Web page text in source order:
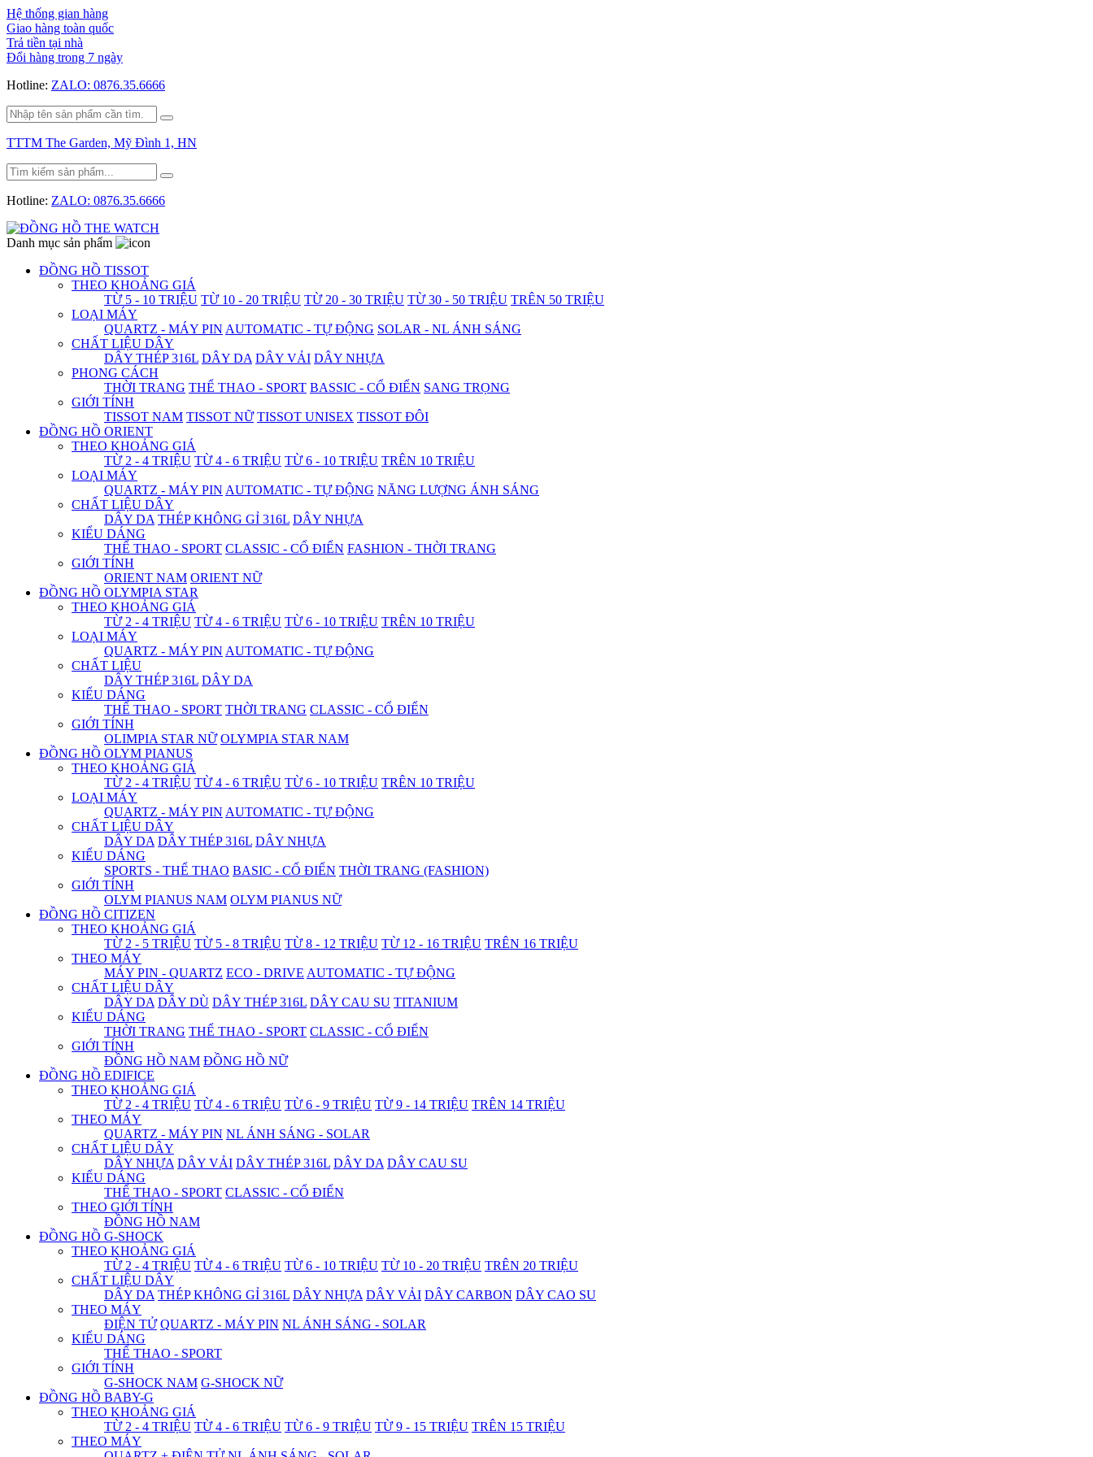
Hệ thống gian hàng
Giao hàng toàn quốc
Trả tiền tại nhà
Đổi hàng trong 7 ngày
Hotline: ZALO: 0876.35.6666
TTTM The Garden, Mỹ Đình 1, HN
Hotline: ZALO: 0876.35.6666
Danh mục sản phẩm
ĐỒNG HỒ TISSOT
THEO KHOẢNG GIÁ
TỪ 5 - 10 TRIỆU TỪ 10 - 20 TRIỆU TỪ 20 - 30 TRIỆU TỪ 30 - 50 TRIỆU TRÊN 50 TRIỆU
LOẠI MÁY
QUARTZ - MÁY PIN AUTOMATIC - TỰ ĐỘNG SOLAR - NL ÁNH SÁNG
CHẤT LIỆU DÂY
DÂY THÉP 316L DÂY DA DÂY VẢI DÂY NHỰA
PHONG CÁCH
THỜI TRANG THỂ THAO - SPORT BASSIC - CỔ ĐIỂN SANG TRỌNG
GIỚI TÍNH
TISSOT NAM TISSOT NỮ TISSOT UNISEX TISSOT ĐÔI
ĐỒNG HỒ ORIENT
THEO KHOẢNG GIÁ
TỪ 2 - 4 TRIỆU TỪ 4 - 6 TRIỆU TỪ 6 - 10 TRIỆU TRÊN 10 TRIỆU
LOẠI MÁY
QUARTZ - MÁY PIN AUTOMATIC - TỰ ĐỘNG NĂNG LƯỢNG ÁNH SÁNG
CHẤT LIỆU DÂY
DÂY DA THÉP KHÔNG GỈ 316L DÂY NHỰA
KIỂU DÁNG
THỂ THAO - SPORT CLASSIC - CỔ ĐIỂN FASHION - THỜI TRANG
GIỚI TÍNH
ORIENT NAM ORIENT NỮ
ĐỒNG HỒ OLYMPIA STAR
THEO KHOẢNG GIÁ
TỪ 2 - 4 TRIỆU TỪ 4 - 6 TRIỆU TỪ 6 - 10 TRIỆU TRÊN 10 TRIỆU
LOẠI MÁY
QUARTZ - MÁY PIN AUTOMATIC - TỰ ĐỘNG
CHẤT LIỆU
DÂY THÉP 316L DÂY DA
KIỂU DÁNG
THỂ THAO - SPORT THỜI TRANG CLASSIC - CỔ ĐIỂN
GIỚI TÍNH
OLIMPIA STAR NỮ OLYMPIA STAR NAM
ĐỒNG HỒ OLYM PIANUS
THEO KHOẢNG GIÁ
TỪ 2 - 4 TRIỆU TỪ 4 - 6 TRIỆU TỪ 6 - 10 TRIỆU TRÊN 10 TRIỆU
LOẠI MÁY
QUARTZ - MÁY PIN AUTOMATIC - TỰ ĐỘNG
CHẤT LIỆU DÂY
DÂY DA DÂY THÉP 316L DÂY NHỰA
KIỂU DÁNG
SPORTS - THỂ THAO BASIC - CỔ ĐIỂN THỜI TRANG (FASHION)
GIỚI TÍNH
OLYM PIANUS NAM OLYM PIANUS NỮ
ĐỒNG HỒ CITIZEN
THEO KHOẢNG GIÁ
TỪ 2 - 5 TRIỆU TỪ 5 - 8 TRIỆU TỪ 8 - 12 TRIỆU TỪ 12 - 16 TRIỆU TRÊN 16 TRIỆU
THEO MÁY
MÁY PIN - QUARTZ ECO - DRIVE AUTOMATIC - TỰ ĐỘNG
CHẤT LIỆU DÂY
DÂY DA DÂY DÙ DÂY THÉP 316L DÂY CAU SU TITANIUM
KIỂU DÁNG
THỜI TRANG THỂ THAO - SPORT CLASSIC - CỔ ĐIỂN
GIỚI TÍNH
ĐỒNG HỒ NAM ĐỒNG HỒ NỮ
ĐỒNG HỒ EDIFICE
THEO KHOẢNG GIÁ
TỪ 2 - 4 TRIỆU TỪ 4 - 6 TRIỆU TỪ 6 - 9 TRIỆU TỪ 9 - 14 TRIỆU TRÊN 14 TRIỆU
THEO MÁY
QUARTZ - MÁY PIN NL ÁNH SÁNG - SOLAR
CHẤT LIỆU DÂY
DÂY NHỰA DÂY VẢI DÂY THÉP 316L DÂY DA DÂY CAU SU
KIỂU DÁNG
THỂ THAO - SPORT CLASSIC - CỔ ĐIỂN
THEO GIỚI TÍNH
ĐỒNG HỒ NAM
ĐỒNG HỒ G-SHOCK
THEO KHOẢNG GIÁ
TỪ 2 - 4 TRIỆU TỪ 4 - 6 TRIỆU TỪ 6 - 10 TRIỆU TỪ 10 - 20 TRIỆU TRÊN 20 TRIỆU
CHẤT LIỆU DÂY
DÂY DA THÉP KHÔNG GỈ 316L DÂY NHỰA DÂY VẢI DÂY CARBON DÂY CAO SU
THEO MÁY
ĐIỆN TỬ QUARTZ - MÁY PIN NL ÁNH SÁNG - SOLAR
KIỂU DÁNG
THỂ THAO - SPORT
GIỚI TÍNH
G-SHOCK NAM G-SHOCK NỮ
ĐỒNG HỒ BABY-G
THEO KHOẢNG GIÁ
TỪ 2 - 4 TRIỆU TỪ 4 - 6 TRIỆU TỪ 6 - 9 TRIỆU TỪ 9 - 15 TRIỆU TRÊN 15 TRIỆU
THEO MÁY